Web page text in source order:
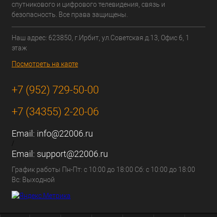
спутникового и цифрового телевидения, связь и
безопасность. Все права защищены.
Наш адрес: 623850, г.Ирбит, ул.Советская д.13, Офис 6, 1
этаж
Посмотреть на карте
+7 (952) 729-50-00
+7 (34355) 2-20-06
Email: info@22006.ru
/
Email: support@22006.ru
График работы Пн-Пт: с 10:00 до 18:00 Сб: с 10:00 до 18:00
Вс: Выходной